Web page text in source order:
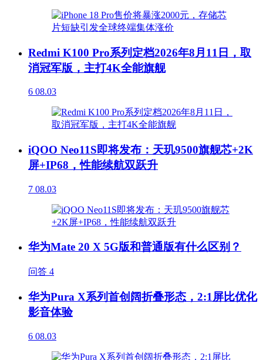
Redmi K100 Pro系列定档2026年8月11日，取
消冠军版，主打4K全能旗舰
6 08.03
iQOO Neo11S即将发布：天玑9500旗舰芯+2K
屏+IP68，性能续航双跃升
7 08.03
华为Mate 20 X 5G版和普通版有什么区别？
问答 4
华为Pura X系列首创阔折叠形态，2:1屏比优化
影音体验
6 08.03